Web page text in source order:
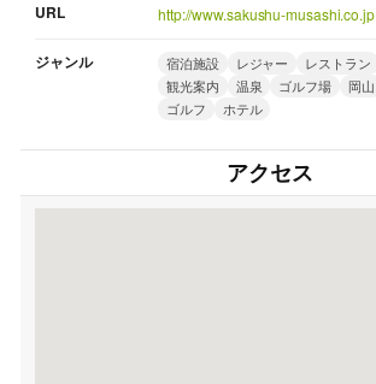
URL http://www.sakushu-musashi.co.jp
ジャンル 宿泊施設 レジャー レストラン
観光案内
温泉 ゴルフ場 岡山
ゴルフ
ホテル
アクセス